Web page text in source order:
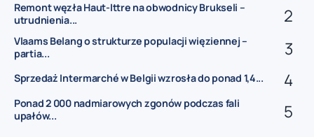
Remont węzła Haut-Ittre na obwodnicy Brukseli –
utrudnienia...
Vlaams Belang o strukturze populacji więziennej –
partia...
Sprzedaż Intermarché w Belgii wzrosła do ponad 1,4...
Ponad 2 000 nadmiarowych zgonów podczas fali
upałów...